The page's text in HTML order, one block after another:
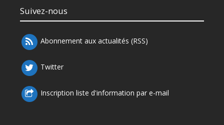
Suivez-nous
Abonnement aux actualités (RSS)
Twitter
Inscription liste d'information par e-mail